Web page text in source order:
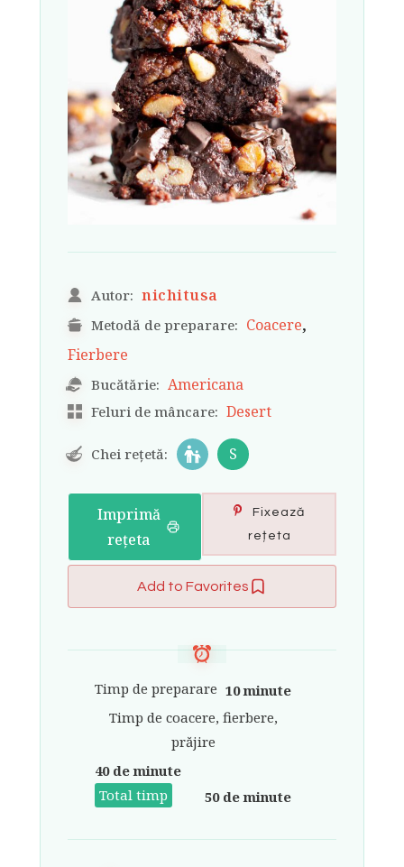
Autor: nichitusa
Metodă de preparare: Coacere,
Fierbere
Bucătărie: Americana
Feluri de mâncare: Desert
Chei rețetă: S
Imprimă
rețeta
Fixează
rețeta
Add to Favorites
Timp de preparare 10 minute
Timp de coacere, fierbere,
prăjire
40 de minute
Total timp
50 de minute